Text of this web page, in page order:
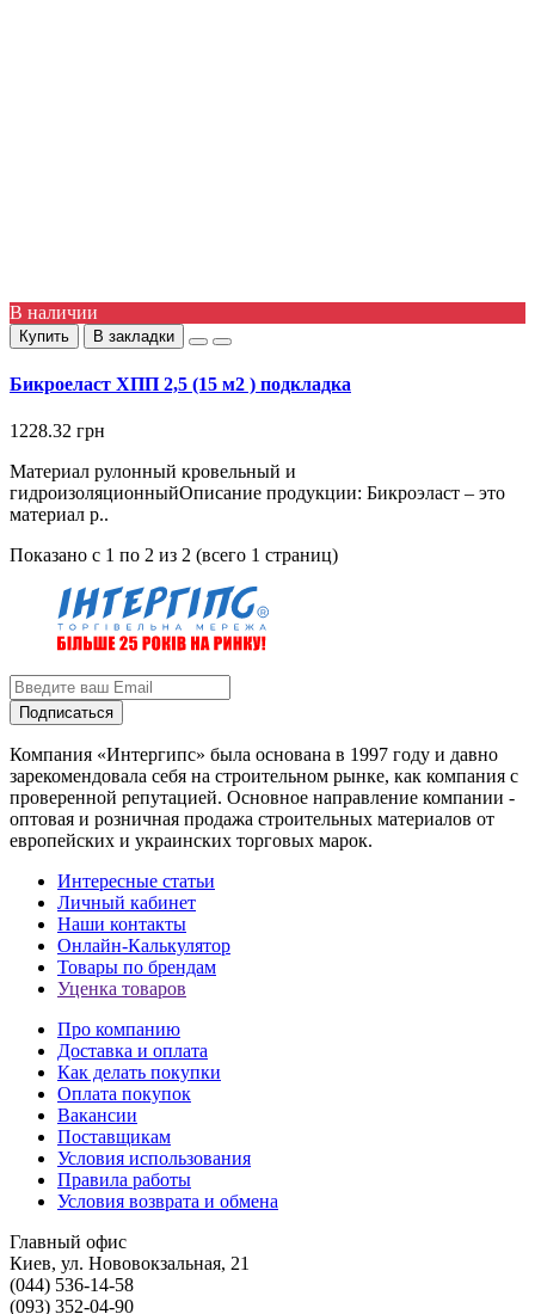
В наличии
Купить В закладки
Бикроеласт ХПП 2,5 (15 м2 ) подкладка
1228.32 грн
Материал рулонный кровельный и
гидроизоляционныйОписание продукции: Бикроэласт – это
материал р..
Показано с 1 по 2 из 2 (всего 1 страниц)
Подписаться
Компания «Интергипс» была основана в 1997 году и давно
зарекомендовала себя на строительном рынке, как компания с
проверенной репутацией. Основное направление компании -
оптовая и розничная продажа строительных материалов от
европейских и украинских торговых марок.
Интересные статьи
Личный кабинет
Наши контакты
Онлайн-Калькулятор
Товары по брендам
Уценка товаров
Про компанию
Доставка и оплата
Как делать покупки
Оплата покупок
Вакансии
Поставщикам
Условия использования
Правила работы
Условия возврата и обмена
Главный офис
Киев, ул. Нововокзальная, 21
(044) 536-14-58
(093) 352-04-90